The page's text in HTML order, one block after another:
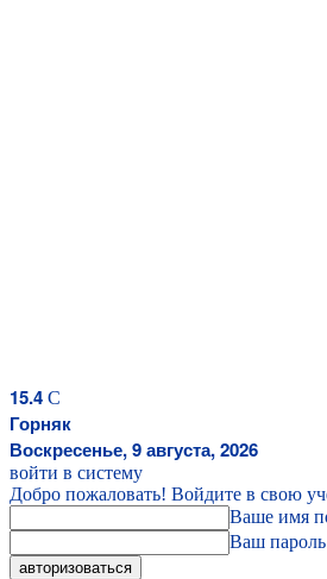
15.4 C
Горняк
Воскресенье, 9 августа, 2026
войти в систему
Добро пожаловать! Войдите в свою
Ваше имя
Ваш пароль